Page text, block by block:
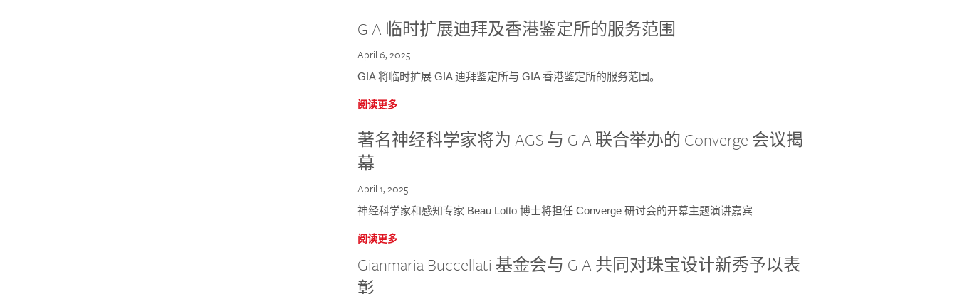
GIA 临时扩展迪拜及香港鉴定所的服务范围
April 6, 2025
GIA 将临时扩展 GIA 迪拜鉴定所与 GIA 香港鉴定所的服务范围。
阅读更多
著名神经科学家将为 AGS 与 GIA 联合举办的 Converge 会议揭
幕
April 1, 2025
神经科学家和感知专家 Beau Lotto 博士将担任 Converge 研讨会的开幕主题演讲嘉宾
阅读更多
Gianmaria Buccellati 基金会与 GIA 共同对珠宝设计新秀予以表
彰